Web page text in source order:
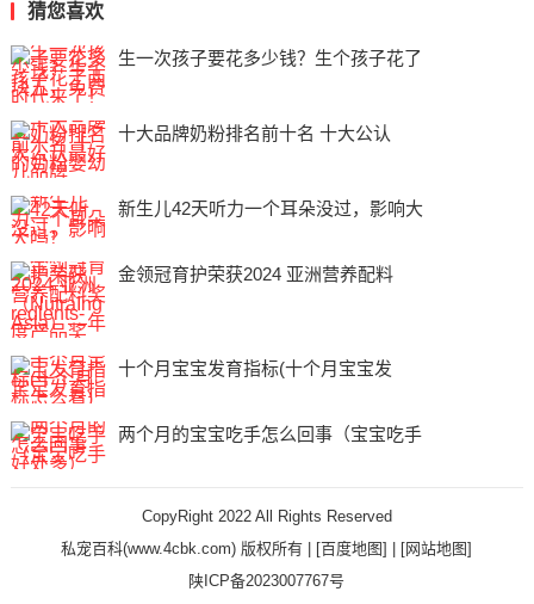
猜您喜欢
生一次孩子要花多少钱？生个孩子花了
十大品牌奶粉排名前十名 十大公认
新生儿42天听力一个耳朵没过，影响大
金领冠育护荣获2024 亚洲营养配料
十个月宝宝发育指标(十个月宝宝发
两个月的宝宝吃手怎么回事（宝宝吃手
CopyRight 2022 All Rights Reserved
私宠百科(www.4cbk.com) 版权所有 |
[百度地图]
[网站地图]
陕ICP备2023007767号